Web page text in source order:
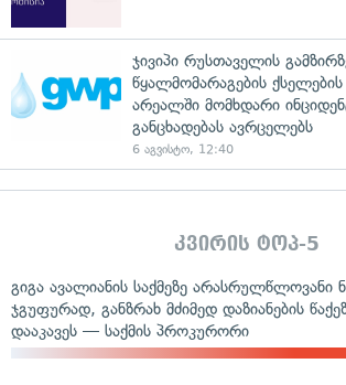
ჯივიპი რუსთაველის
წყალმომარაგების
არეალში მომხდარი
განცხადებას ავრცელებს
6 აგვისტო, 12:40
კვირის ტოპ-5
გიგა ავალიანის საქმეზე არასრულწლოვანი
ჯგუფურად, განზრახ მძიმედ დაზიანების
დააკავეს — საქმის პროკურორი